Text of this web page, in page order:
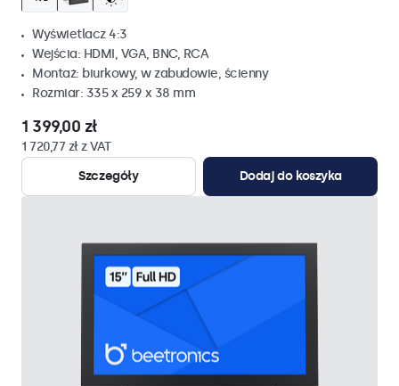
Wyświetlacz 4:3
Wejścia: HDMI, VGA, BNC, RCA
Montaż: biurkowy, w zabudowie, ścienny
Rozmiar: 335 x 259 x 38 mm
1 399,00 zł
1 720,77 zł z VAT
Szczegóły
Dodaj do koszyka